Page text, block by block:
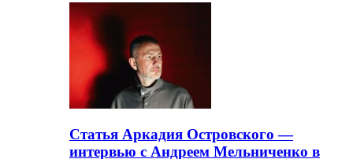
Статья Аркадия Островского —
интервью с Андреем Мельниченко в